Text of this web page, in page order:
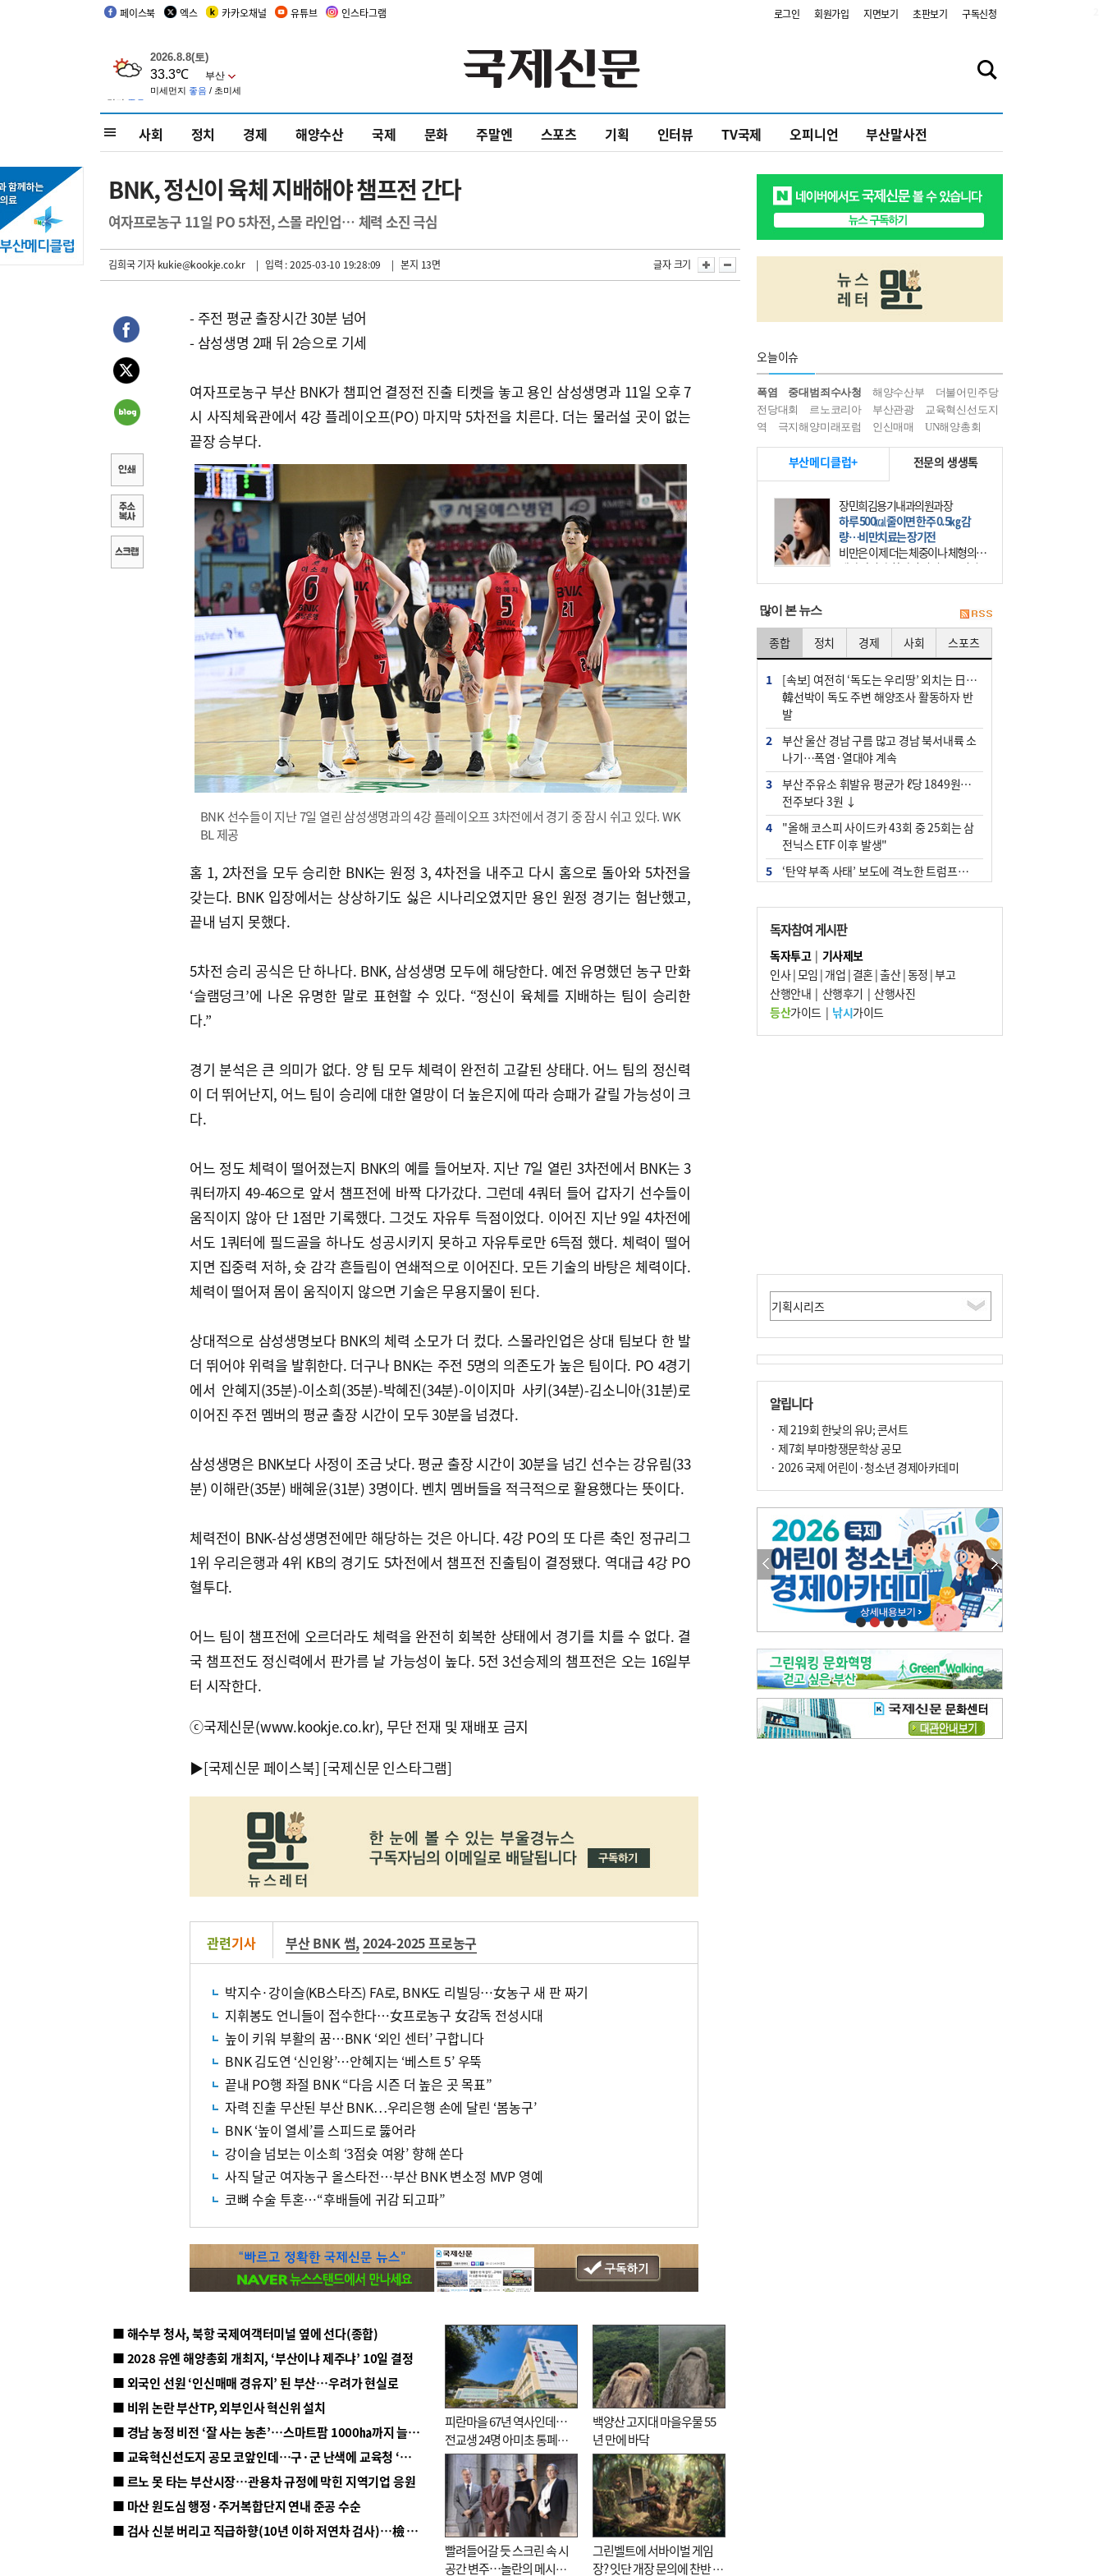
페이스북 엑스 카카오채널 유튜브 인스타그램 로그인 회원가입 지면보기 초판보기 구독신청
사회 정치 경제 해양수산 국제 문화 주말엔 스포츠 기획 인터뷰 TV국제 오피니언 부산말사전
BNK, 정신이 육체 지배해야 챔프전 간다
여자프로농구 11일 PO 5차전, 스몰 라인업… 체력 소진 극심
김희국 기자kukie@kookje.co.kr | 입력 : 2025-03-10 19:28:09 | 본지 13면 글자 크기
- 주전 평균 출장시간 30분 넘어
- 삼성생명 2패 뒤 2승으로 기세
여자프로농구 부산 BNK가 챔피언 결정전 진출 티켓을 놓고 용인 삼성생명과 11일 오후 7
시 사직체육관에서 4강 플레이오프(PO) 마지막 5차전을 치른다. 더는 물러설 곳이 없는
끝장 승부다.
BNK 선수들이 지난 7일 열린 삼성생명과의 4강 플레이오프 3차전에서 경기 중 잠시 쉬고 있다. WK
BL 제공
홈 1, 2차전을 모두 승리한 BNK는 원정 3, 4차전을 내주고 다시 홈으로 돌아와 5차전을
갖는다. BNK 입장에서는 상상하기도 싫은 시나리오였지만 용인 원정 경기는 험난했고,
끝내 넘지 못했다.
5차전 승리 공식은 단 하나다. BNK, 삼성생명 모두에 해당한다. 예전 유명했던 농구 만화
‘슬램덩크’에 나온 유명한 말로 표현할 수 있다. “정신이 육체를 지배하는 팀이 승리한
다.”
경기 분석은 큰 의미가 없다. 양 팀 모두 체력이 완전히 고갈된 상태다. 어느 팀의 정신력
이 더 뛰어난지, 어느 팀이 승리에 대한 열망이 더 높은지에 따라 승패가 갈릴 가능성이 크
다.
어느 정도 체력이 떨어졌는지 BNK의 예를 들어보자. 지난 7일 열린 3차전에서 BNK는 3
쿼터까지 49-46으로 앞서 챔프전에 바짝 다가갔다. 그런데 4쿼터 들어 갑자기 선수들이
움직이지 않아 단 1점만 기록했다. 그것도 자유투 득점이었다. 이어진 지난 9일 4차전에
서도 1쿼터에 필드골을 하나도 성공시키지 못하고 자유투로만 6득점 했다. 체력이 떨어
지면 집중력 저하, 슛 감각 흔들림이 연쇄적으로 이어진다. 모든 기술의 바탕은 체력이다.
체력이 떨어져 몸이 움직이지 않으면 기술은 무용지물이 된다.
상대적으로 삼성생명보다 BNK의 체력 소모가 더 컸다. 스몰라인업은 상대 팀보다 한 발
더 뛰어야 위력을 발휘한다. 더구나 BNK는 주전 5명의 의존도가 높은 팀이다. PO 4경기
에서 안혜지(35분)-이소희(35분)-박혜진(34분)-이이지마 사키(34분)-김소니아(31분)로
이어진 주전 멤버의 평균 출장 시간이 모두 30분을 넘겼다.
삼성생명은 BNK보다 사정이 조금 낫다. 평균 출장 시간이 30분을 넘긴 선수는 강유림(33
분) 이해란(35분) 배혜윤(31분) 3명이다. 벤치 멤버들을 적극적으로 활용했다는 뜻이다.
체력전이 BNK-삼성생명전에만 해당하는 것은 아니다. 4강 PO의 또 다른 축인 정규리그
1위 우리은행과 4위 KB의 경기도 5차전에서 챔프전 진출팀이 결정됐다. 역대급 4강 PO
혈투다.
어느 팀이 챔프전에 오르더라도 체력을 완전히 회복한 상태에서 경기를 치를 수 없다. 결
국 챔프전도 정신력에서 판가름 날 가능성이 높다. 5전 3선승제의 챔프전은 오는 16일부
터 시작한다.
ⓒ국제신문(www.kookje.co.kr), 무단 전재 및 재배포 금지
▶[국제신문 페이스북] [국제신문 인스타그램]
관련기사 부산 BNK 썸,2024-2025 프로농구
박지수·강이슬(KB스타즈) FA로, BNK도 리빌딩…女농구 새 판 짜기
지휘봉도 언니들이 접수한다…女프로농구 女감독 전성시대
높이 키워 부활의 꿈…BNK ‘외인 센터’ 구합니다
BNK 김도연 ‘신인왕’…안혜지는 ‘베스트 5’ 우뚝
끝내 PO행 좌절 BNK “다음 시즌 더 높은 곳 목표”
자력 진출 무산된 부산 BNK…우리은행 손에 달린 ‘봄농구’
BNK ‘높이 열세’를 스피드로 뚫어라
강이슬 넘보는 이소희 ‘3점슛 여왕’ 향해 쏜다
사직 달군 여자농구 올스타전…부산 BNK 변소정 MVP 영예
코뼈 수술 투혼…“후배들에 귀감 되고파”
■ 해수부 청사, 북항 국제여객터미널 옆에 선다(종합)
■ 2028 유엔 해양총회 개최지, ‘부산이냐 제주냐’ 10일 결정
■ 외국인 선원 ‘인신매매 경유지’ 된 부산…우려가 현실로
■ 비위 논란 부산TP, 외부인사 혁신위 설치
■ 경남 농정 비전 ‘잘 사는 농촌’…스마트팜 1000㏊까지 늘린다
■ 교육혁신선도지 공모 코앞인데…구·군 난색에 교육청 ‘쩔쩔’
■ 르노 못 타는 부산시장…관용차 규정에 막힌 지역기업 응원
■ 마산 원도심 행정·주거복합단지 연내 준공 수순
■ 검사 신분 버리고 직급하향(10년 이하 저연차 검사)…檢 중수청행 기피
피란마을 67년 역사인데…
전교생 24명 아미초 통폐합
기로
백양산 고지대 마을우물 55
년 만에 바닥
빨려들어갈 듯 스크린 속 시
공간 변주…놀란의 메시지
그린벨트에 서바이벌 게임
장? 잇단 개장 문의에 찬반 논
오늘이슈
폭염 중대범죄수사청 해양수산부
더불어민주당
전당대회
르노코리아 부산관광
교육혁신선도지
역
극지해양미래포럼 인신매매 UN해양총회
부산메디클럽+ 전문의 생생톡
장민희김용기내과의원과장
하루 500㎉ 줄이면 한주 0.5㎏ 감
량…비만치료는 장기전
비만은 이제 더는 체중이나 체형의 문
제가 아니다. 하나의 질병으로 인지
하고 치료와 관리를 해야 한다. 세계
많이 본 뉴스
종합 정치 경제 사회 스포츠
1
[속보] 여전히 ‘독도는 우리땅’ 외치는 日…
韓선박이 독도 주변 해양조사 활동하자 반
발
2
부산 울산 경남 구름 많고 경남 북서내륙 소
나기…폭염·열대야 계속
3
부산 주유소 휘발유 평균가 ℓ당 1849원…
전주보다 3원 ↓
4
"올해 코스피 사이드카 43회 중 25회는 삼
전닉스 ETF 이후 발생"
5
‘탄약 부족 사태’ 보도에 격노한 트럼프…
과…“현재는 부적절 행위 없어”
7
부산 앞바다에 기름 425ℓ 유출한 러시아 화
물선 적발
8
서울 중랑구서 흉기 난동…60대 남성 2명
사망
독자참여 게시판
독자투고| 기사제보
인사|모임 | 개업 | 결혼|출산|동정 |부고
산행안내 | 산행후기 | 산행사진
등산가이드| 낚시가이드
알립니다
· 제 219회 한낮의 유U; 콘서트
· 제7회 부마항쟁문학상 공모
· 2026 국제 어린이·청소년 경제아카데미